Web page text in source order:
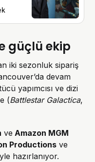
güçlü ekip
iki sezonluk sipariş
devam
yapımcısı ve dizi
(Battlestar Galactica,
ve Amazon MGM
Productions ve
hazırlanıyor.